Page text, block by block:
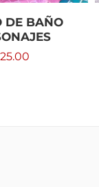
DE BAÑO